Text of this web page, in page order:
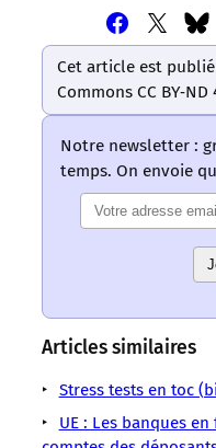
Partager
cet
article
via
Facebook
–
Les
mots
ont
LMOUS
–
Commission
européenne
Économie
Partager
cet
article
via
–
Les
mots
ont
–
cet
via
–
Les
ont
un
–
des
Cet article est
Commons CC BY‑ND
Notre newsletter :
temps. On envoie
Articles similaires
Stress tests en toc
UE : Les banques